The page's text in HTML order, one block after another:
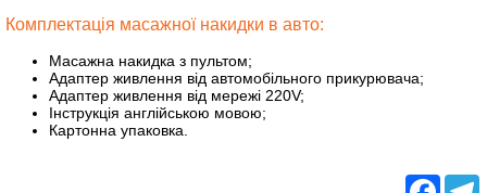
Комплектація масажної накидки в авто:
Масажна накидка з пультом;
Адаптер живлення від автомобільного прикурювача;
Адаптер живлення від мережі 220V;
Інструкція англійською мовою;
Картонна упаковка.